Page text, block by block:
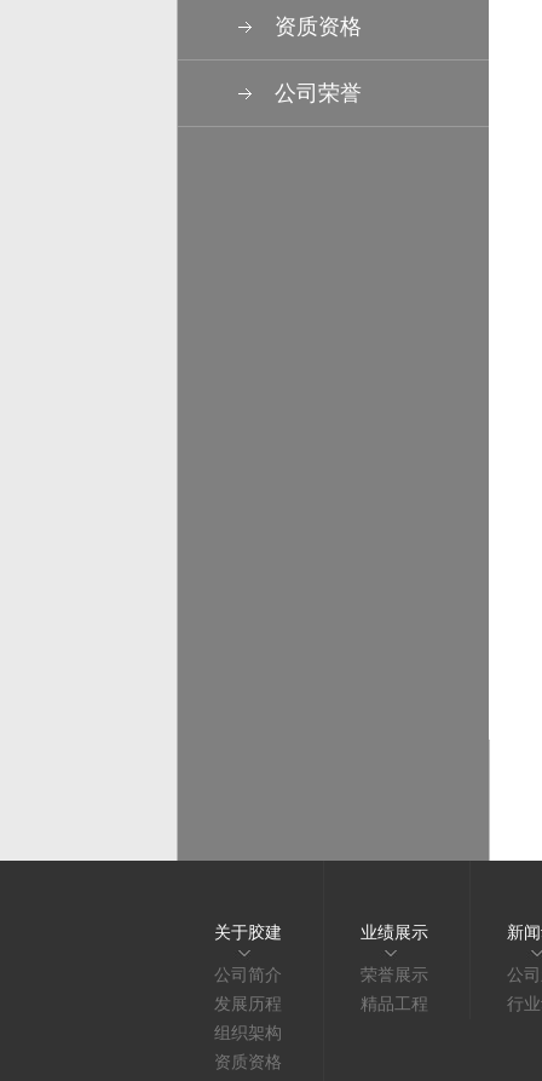
资质资格
公司荣誉
关于胶建
公司简介
发展历程
组织架构
资质资格
业绩展示
荣誉展示
精品工程
新
公
行